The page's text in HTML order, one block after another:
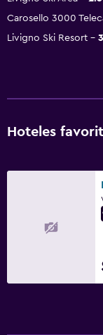
Carosello 3000
Livigno Ski Resort
Hoteles